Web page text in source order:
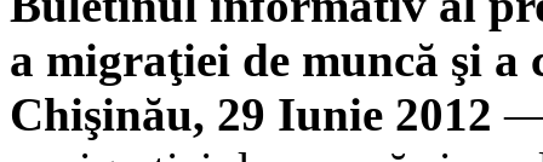
a migraţiei de muncă şi
Chişinău, 29 Iunie 2012 —